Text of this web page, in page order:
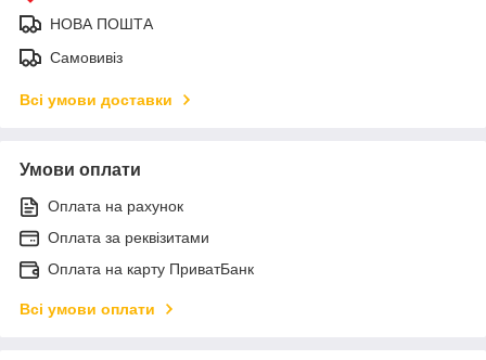
НОВА ПОШТА
Самовивіз
Всі умови доставки
Умови оплати
Оплата на рахунок
Оплата за реквізитами
Оплата на карту ПриватБанк
Всі умови оплати